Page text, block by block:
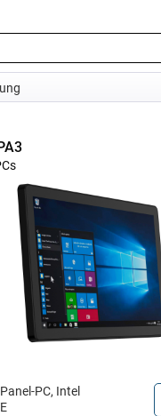
PC, Intel